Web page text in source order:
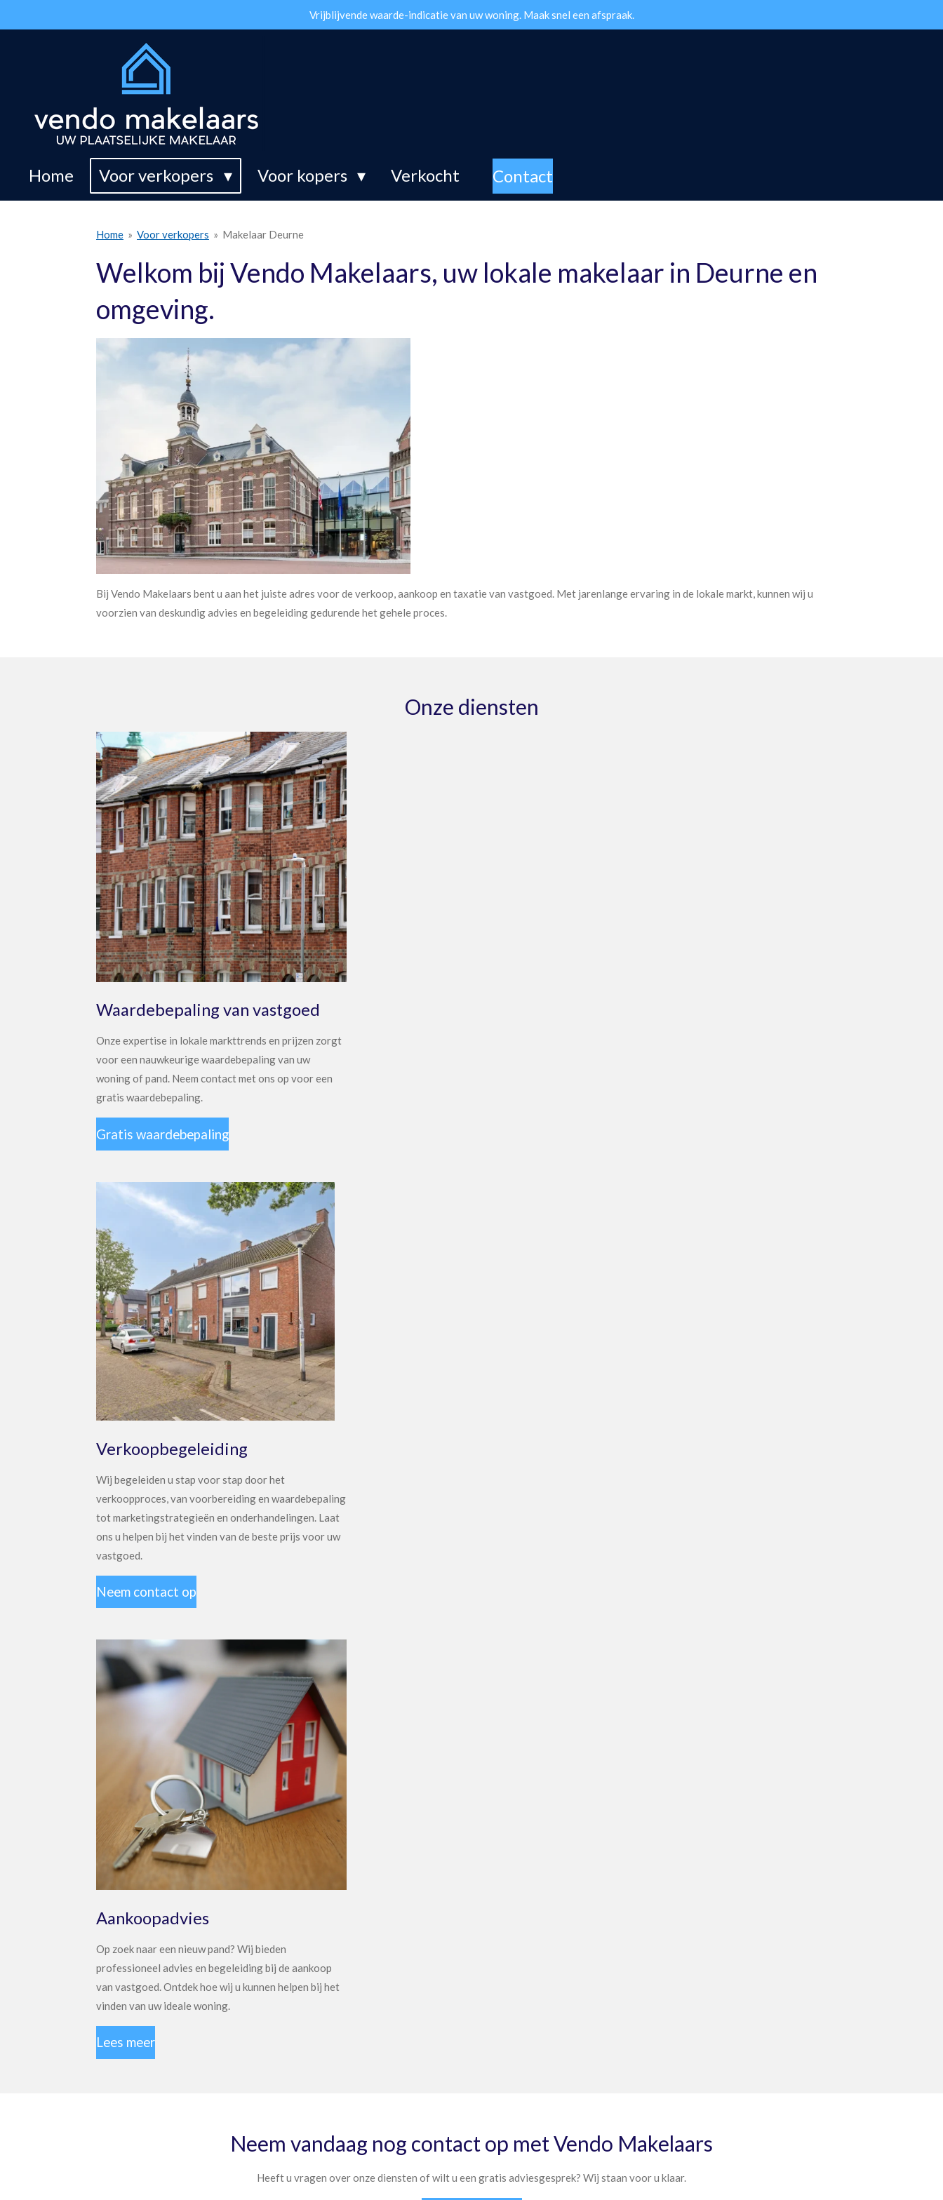
Vrijblijvende waarde-indicatie van uw woning. Maak snel een afspraak.
Home Voor verkopers Voor kopers Verkocht Contact
Home » Voor verkopers » Makelaar Deurne
Welkom bij Vendo Makelaars, uw lokale makelaar in Deurne en
omgeving.
Bij Vendo Makelaars bent u aan het juiste adres voor de verkoop, aankoop en taxatie van vastgoed. Met jarenlange ervaring in de lokale markt, kunnen wij u
voorzien van deskundig advies en begeleiding gedurende het gehele proces.
Onze diensten
Waardebepaling van vastgoed
Onze expertise in lokale markttrends en prijzen zorgt
voor een nauwkeurige waardebepaling van uw
woning of pand. Neem contact met ons op voor een
gratis waardebepaling.
Gratis waardebepaling
Verkoopbegeleiding
Wij begeleiden u stap voor stap door het
verkoopproces, van voorbereiding en waardebepaling
tot marketingstrategieën en onderhandelingen. Laat
ons u helpen bij het vinden van de beste prijs voor uw
vastgoed.
Neem contact op
Aankoopadvies
Op zoek naar een nieuw pand? Wij bieden
professioneel advies en begeleiding bij de aankoop
van vastgoed. Ontdek hoe wij u kunnen helpen bij het
vinden van uw ideale woning.
Lees meer
Neem vandaag nog contact op met Vendo Makelaars
Heeft u vragen over onze diensten of wilt u een gratis adviesgesprek? Wij staan voor u klaar.